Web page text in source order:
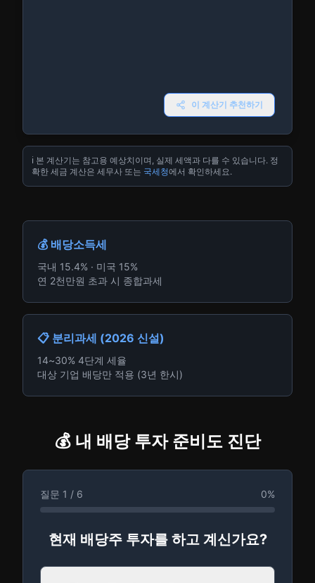
이 계산기 추천하기
ℹ️ 본 계산기는 참고용 예상치이며, 실제 세액과 다를 수 있습니다. 정
확한 세금 계산은 세무사 또는 국세청에서 확인하세요.
💰 배당소득세
국내 15.4% · 미국 15%
연 2천만원 초과 시 종합과세
📋 분리과세 (2026 신설)
14~30% 4단계 세율
대상 기업 배당만 적용 (3년 한시)
💰 내 배당 투자 준비도 진단
질문 1 / 6 0%
현재 배당주 투자를 하고 계신가요?